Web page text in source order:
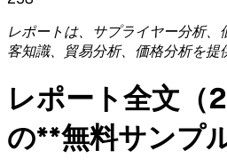
レポートは、サプライヤー分析
客知識、貿易分析、価格分析を提
レポート全文（
の**無料サンプ